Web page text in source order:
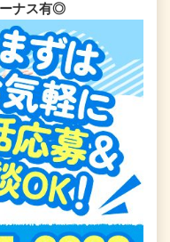
ナス有◎